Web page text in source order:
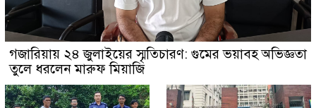
গজারিয়ায় ২৪ জুলাইয়ের স্মৃতিচারণ: গুমের ভয়াবহ অভিজ্ঞতা
তুলে ধরলেন মারুফ মিয়াজি